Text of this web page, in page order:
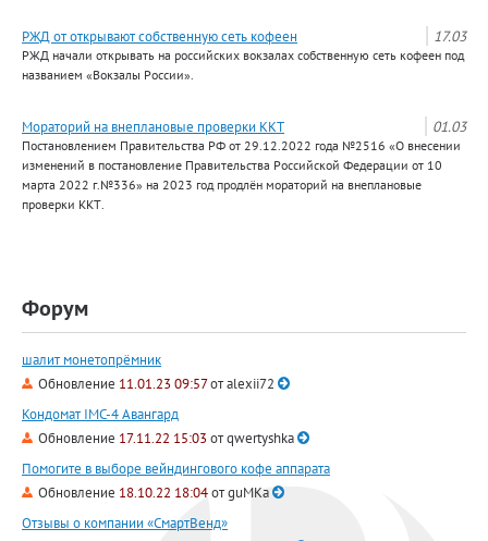
17.03
РЖД от открывают собственную сеть кофеен
РЖД начали открывать на российских вокзалах собственную сеть кофеен под
названием «Вокзалы России».
01.03
Мораторий на внеплановые проверки ККТ
Постановлением Правительства РФ от 29.12.2022 года №2516 «О внесении
изменений в постановление Правительства Российской Федерации от 10
марта 2022 г.№336» на 2023 год продлён мораторий на внеплановые
проверки ККТ.
Форум
шалит монетопрёмник
Обновление 11.01.23 09:57отalexii72
Кондомат IMC-4 Авангард
Обновление 17.11.22 15:03 отqwertyshka
Помогите в выборе вейндингового кофе аппарата
Обновление 18.10.22 18:04отguMKa
Отзывы о компании «СмартВенд»